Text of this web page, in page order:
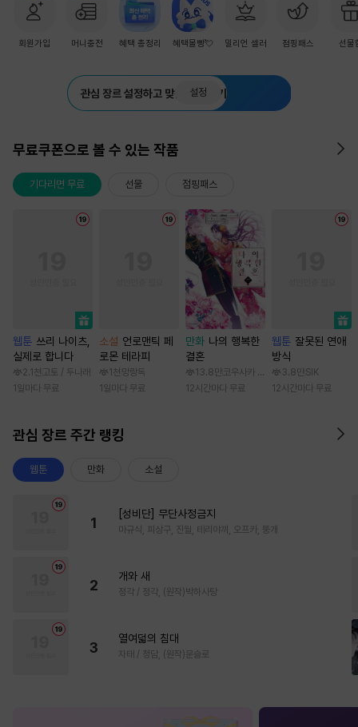
회원가입 머니충전 혜택 총정리 혜택몰빵💘 밀리언 셀러 점핑패스 선물
관심 장르 설정하고 맞춤 추천 받기
설정
무료쿠폰으로 볼 수 있는 작품
기다리면 무료 선물 점핑패스
웹툰 쓰리 나이츠,
실제로 합니다
2.1천 고토 / 두나래
1일마다 무료
소설 언로맨틱 페
로몬 테라피
1천 망랑독
1일마다 무료
만화 나의 행복한
결혼
13.8만 코우사카 리토 / 아기토기 아쿠미
12시간마다 무료
웹툰 잘못된 연애
방식
3.8만 SIK
12시간마다 무료
관심 장르 주간 랭킹
웹툰 만화 소설
1
[성비단] 무단사정금지
마규식, 피상구, 진월, 테리야끼, 오프카, 뚱개
2
개와 새
정각 / 정각, (원작)박하사탕
3
열여덟의 침대
자태 / 청담, (원작)문슬로